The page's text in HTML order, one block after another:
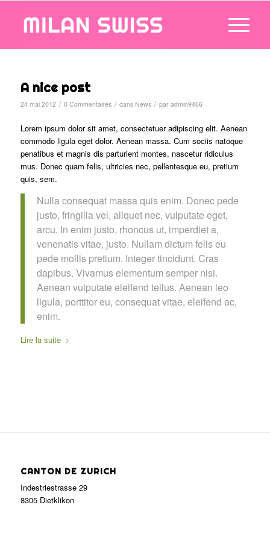
A nice post
24 mai 2012 / 0 Commentaires / dans News / par admin9466
Lorem ipsum dolor sit amet, consectetuer adipiscing elit. Aenean
commodo ligula eget dolor. Aenean massa. Cum sociis natoque
penatibus et magnis dis parturient montes, nascetur ridiculus
mus. Donec quam felis, ultricies nec, pellentesque eu, pretium
quis, sem.
Nulla consequat massa quis enim. Donec pede
justo, fringilla vel, aliquet nec, vulputate eget,
arcu. In enim justo, rhoncus ut, imperdiet a,
venenatis vitae, justo. Nullam dictum felis eu
pede mollis pretium. Integer tincidunt. Cras
dapibus. Vivamus elementum semper nisi.
Aenean vulputate eleifend tellus. Aenean leo
ligula, porttitor eu, consequat vitae, eleifend ac,
enim.
Lire la suite
CANTON DE ZURICH
Indestriestrasse 29
8305 Dietklikon